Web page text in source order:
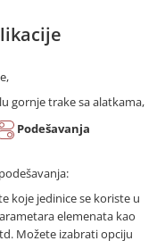
gornje trake sa alatkama,
Podešavanja
koje jedinice se koriste u
elemenata kao
Možete izabrati opciju